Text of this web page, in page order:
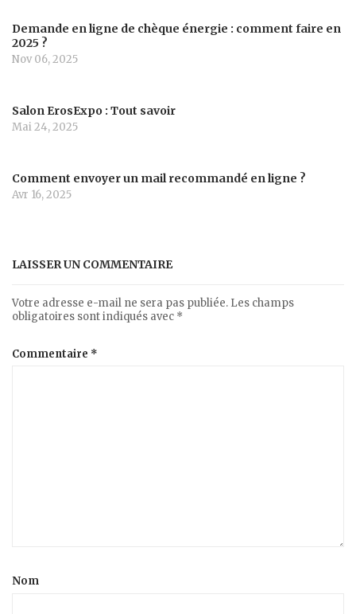
Demande en ligne de chèque énergie : comment faire en
2025 ?
Nov 06, 2025
Salon ErosExpo : Tout savoir
Mai 24, 2025
Comment envoyer un mail recommandé en ligne ?
Avr 16, 2025
LAISSER UN COMMENTAIRE
Votre adresse e-mail ne sera pas publiée. Les champs
obligatoires sont indiqués avec *
Commentaire *
Nom